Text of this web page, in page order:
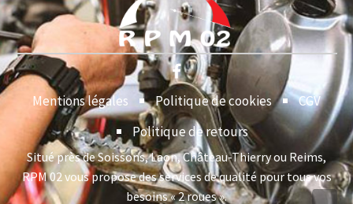
Mentions légales Politique de cookies
CGV
Politique de retours
Situé près de Soissons, Laon, Château-Thierry ou Reims,
RPM 02 vous propose des services de qualité pour tous vos
besoins « 2 roues ».